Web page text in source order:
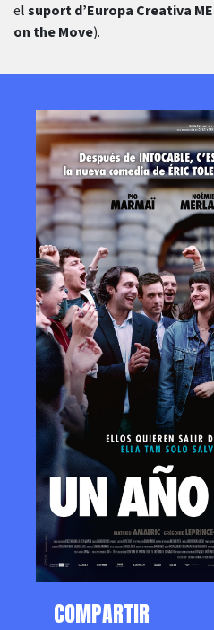
elsuport d’Europa Creativa
on the Move).
COMPARTIR